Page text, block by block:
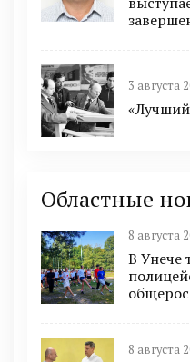
3 августа
Областные
8 августа
В Унече
8 августа